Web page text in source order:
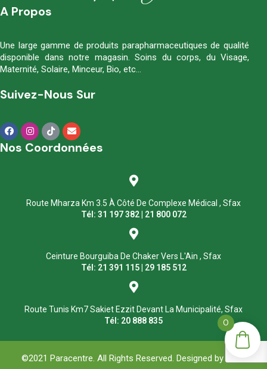
A Propos
Une large gamme de produits parapharmaceutiques de qualité
disponible dans notre magasin. Soins du corps, du Visage,
Maternité, Solaire, Minceur, Bio, etc…
Suivez-Nous Sur
Nos Coordonnées
Route Mharza Km 3.5 À Côté De Complexe Médical , Sfax
Tél: 31 197 382 | 21 800 072
Ceinture Bourguiba De Chaker Vers L'Ain , Sfax
Tél: 21 391 115 | 29 185 512
Route Tunis Km7 Sakiet Ezzit Devant La Municipalité, Sfax
Tél: 20 888 835
©2021 Paracentre. All Rights Reserved. Designed by
0